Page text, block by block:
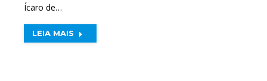
Ícaro de…
LEIA MAIS